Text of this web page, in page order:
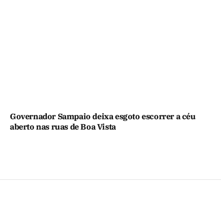
Governador Sampaio deixa esgoto escorrer a céu
aberto nas ruas de Boa Vista